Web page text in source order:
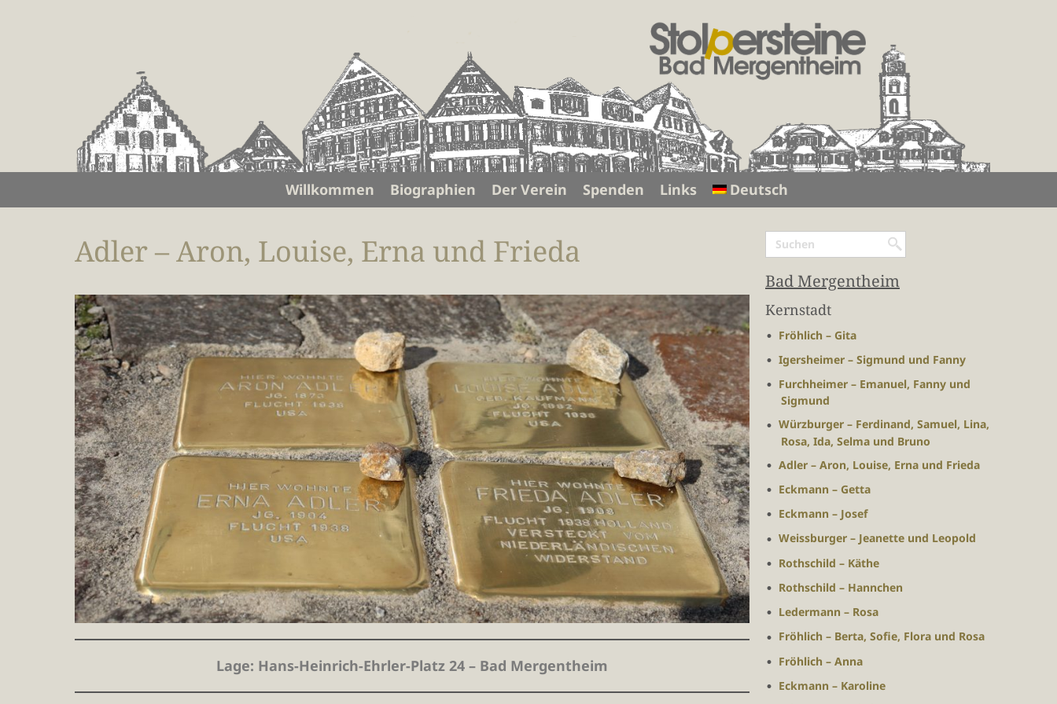
Willkommen Biographien Der Verein Spenden Links Deutsch
Adler – Aron, Louise, Erna und Frieda
Lage: Hans-Heinrich-Ehrler-Platz 24 – Bad Mergentheim
Bad Mergentheim
Kernstadt
Fröhlich – Gita
Igersheimer – Sigmund und Fanny
Furchheimer – Emanuel, Fanny und
Sigmund
Würzburger – Ferdinand, Samuel, Lina,
Rosa, Ida, Selma und Bruno
Adler – Aron, Louise, Erna und Frieda
Eckmann – Getta
Eckmann – Josef
Weissburger – Jeanette und Leopold
Rothschild – Käthe
Rothschild – Hannchen
Ledermann – Rosa
Fröhlich – Berta, Sofie, Flora und Rosa
Fröhlich – Anna
Eckmann – Karoline